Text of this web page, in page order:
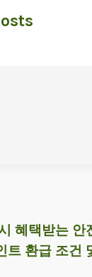
혜택받는 안
트 환급 조건